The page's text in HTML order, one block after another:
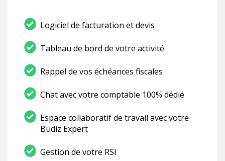
Logiciel de facturation et devis
Tableau de bord de votre activité
Rappel de vos échéances fiscales
Chat avec votre comptable 100% dédié
Espace collaboratif de travail avec votre
Budiz Expert
Gestion de votre RSI